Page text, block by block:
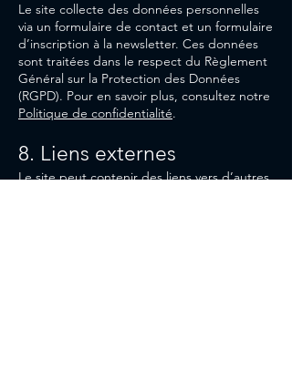
Le site collecte des données personnelles
via un formulaire de contact et un formulaire
d’inscription à la newsletter. Ces données
sont traitées dans le respect du Règlement
Général sur la Protection des Données
(RGPD). Pour en savoir plus, consultez notre
Politique de confidentialité.
8. Liens externes
Le site peut contenir des liens vers d’autres